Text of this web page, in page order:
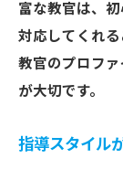
富な教官は、
対応してくれる
教官のプロフ
が大切です。
指導スタイル